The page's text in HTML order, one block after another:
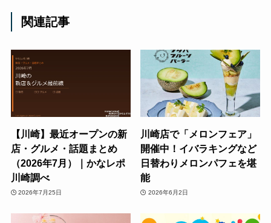
関連記事
【川崎】最近オープンの新
店・グルメ・話題まとめ
（2026年7月）｜かなレポ
川崎調べ
2026年7月25日
川崎店で「メロンフェア」
開催中！イバラキングなど
日替わりメロンパフェを堪
能
2026年6月2日